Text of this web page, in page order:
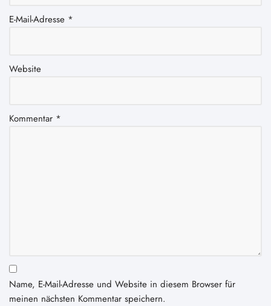
E-Mail-Adresse *
Website
Kommentar *
Name, E-Mail-Adresse und Website in diesem Browser für
meinen nächsten Kommentar speichern.